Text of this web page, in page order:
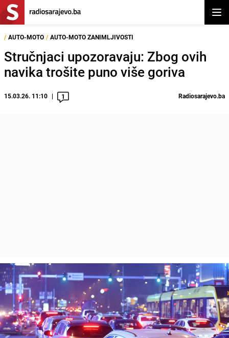
/ AUTO-MOTO / AUTO-MOTO ZANIMLJIVOSTI
Stručnjaci upozoravaju: Zbog ovih
navika trošite puno više goriva
15.03.26. 11:10 1 Radiosarajevo.ba